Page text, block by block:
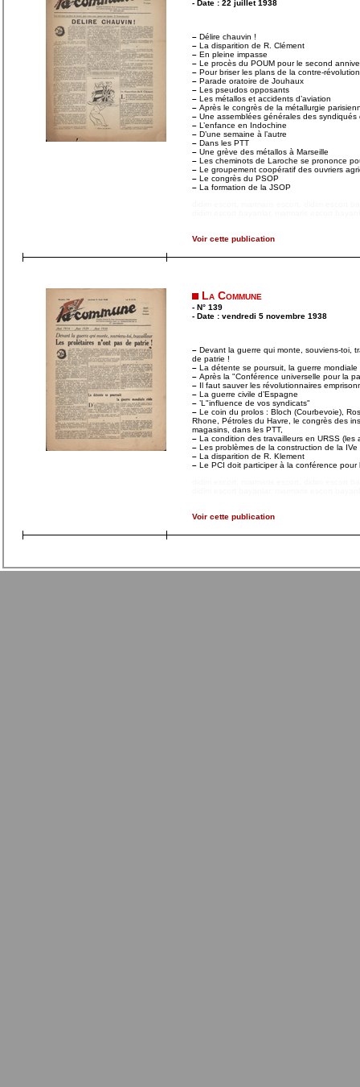
- Date : 22 juillet 1938
– Délire chauvin !
– La disparition de R. Clément
– En pleine impasse
– Le procès du POUM pour le second
– Pour briser les plans de la contre-
– Parade oratoire de Jouhaux
– Les pseudos opposants
– Les métallos et accidents d’aviation
– Après le congrès de la métallurgie
– Une assemblées générales des syndiqués
– L’enfance en Indochine
– D’une semaine à l’autre
– Dans les PTT
– Une grève des métallos à Marseille
– Les cheminots de Laroche se prononce
– Le groupement coopératif des ouvriers
– Le congrès du PSOP
– La formation de la JSOP
Voir cette publication
La Commune
- N° 139
- Date : vendredi 5 novembre 1938
– Devant la guerre qui monte, souviens-toi,
de patrie !
– La détente se poursuit, la guerre mondiale
– Après la "Conférence universelle pour la
– Il faut sauver les révolutionnaires
– La guerre civile d’Espagne
– ’L"influence de vos syndicats"
– Le coin du prolos : Bloch (Courbevoie),
Rhone, Pétroles du Havre, le congrès des
magasins, dans les PTT,
– La condition des travailleurs en URSS (les
– Les problèmes de la construction de la
– La disparition de R. Klement
– Le PCI doit participer à la conférence pour
Voir cette publication